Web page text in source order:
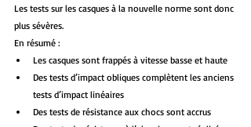
Les tests sur les casques à la nouvelle norme sont donc
plus sévères.
En résumé :
Les casques sont frappés à vitesse basse et haute
Des tests d’impact obliques complètent les anciens
tests d’impact linéaires
Des tests de résistance aux chocs sont accrus